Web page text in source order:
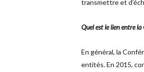
transmettre et
Quel est le lien entre
En général, la
entités. En 2015,